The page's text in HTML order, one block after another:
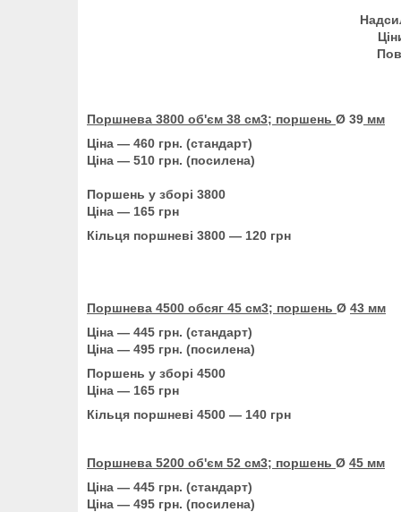
Поршнева 3800 об'єм 38 см3; поршень Ø 39 мм
Ціна — 460 грн. (стандарт)
Ціна — 510 грн. (посилена)
Поршень у зборі 3800
Ціна — 165 грн
Кільця поршневі 3800 — 120 грн
Поршнева 4500 обсяг 45 см3; поршень Ø 43 мм
Ціна — 445 грн. (стандарт)
Ціна — 495 грн. (посилена)
Поршень у зборі 4500
Ціна — 165 грн
Кільця поршневі 4500 — 140 грн
Поршнева 5200 об'єм 52 см3; поршень Ø 45 мм
Ціна — 445 грн. (стандарт)
Ціна — 495 грн. (посилена)